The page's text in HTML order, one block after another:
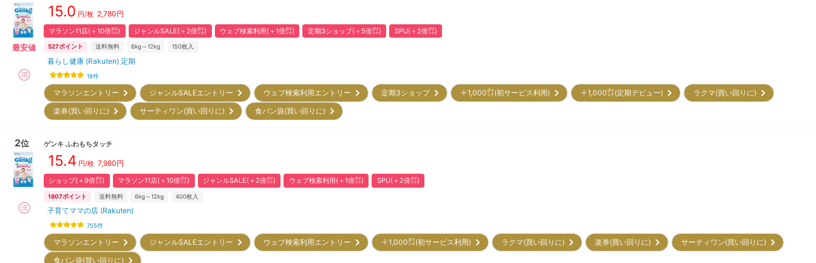
最安値
15.0 円/枚 2,780円
マラソン11店(＋10倍㌽) ジャンルSALE(＋2倍㌽) ウェブ検索利用(＋1倍㌽) 定期3ショップ(＋5倍㌽) SPU(＋2倍㌽)
527ポイント 送料無料 6kg～12kg 150枚入
暮らし健康 (Rakuten) 定期
18件
マラソンエントリー ジャンルSALEエントリー ウェブ検索利用エントリー 定期3ショップ ＋1,000㌽(初サービス利用) ＋1,000㌽(定期デビュー)
ラクマ(買い回りに)
楽券(買い回りに)
サーティワン(買い回りに) 食パン袋(買い回りに)
2位 ゲンキ ふわもちタッチ
15.4 円/枚 7,980円
ショップ(＋9倍㌽) マラソン11店(＋10倍㌽) ジャンルSALE(＋2倍㌽) ウェブ検索利用(＋1倍㌽) SPU(＋2倍㌽)
1807ポイント 送料無料 6kg～12kg 400枚入
子育てママの店 (Rakuten)
755件
マラソンエントリー ジャンルSALEエントリー ウェブ検索利用エントリー ＋1,000㌽(初サービス利用) ラクマ(買い回りに) 楽券(買い回りに)
サーティワン(買い回りに)
食パン袋(買い回りに)